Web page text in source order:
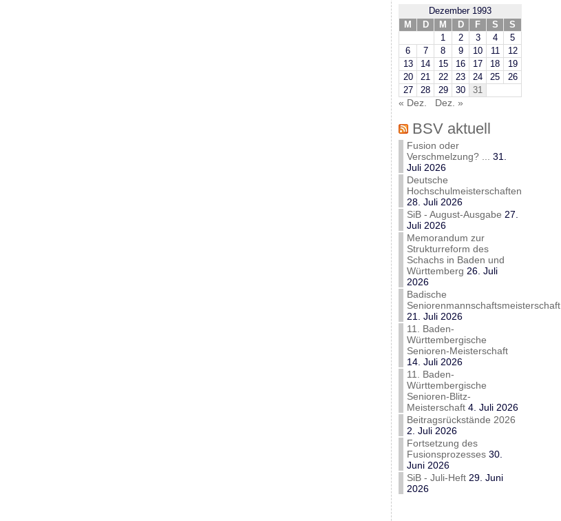
Dezember 1993
M
D M D F S
S
1
2 3 4
5
6
7 8 9 10 11
12
13
14 15 16 17 18
19
20
21 22 23 24 25
26
27
28 29 30 31
« Dez. Dez. »
BSV aktuell
Fusion oder
Verschmelzung? ...
31.
Juli 2026
Deutsche
Hochschulmeisterschaften
28. Juli 2026
SiB - August-Ausgabe 27.
Juli 2026
Memorandum zur
Strukturreform des
Schachs in Baden und
Württemberg 26. Juli
2026
Badische
Seniorenmannschaftsmeisterschaft
21. Juli 2026
11. Baden-
Württembergische
Senioren-Meisterschaft
14. Juli 2026
11. Baden-
Württembergische
Senioren-Blitz-
Meisterschaft 4. Juli 2026
Beitragsrückstände 2026
2. Juli 2026
Fortsetzung des
Fusionsprozesses 30.
Juni 2026
SiB - Juli-Heft 29. Juni
2026